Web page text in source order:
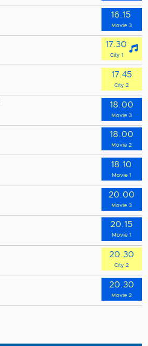
16.15
Movie 3
17.30
City 1
17.45
City 2
18.00
Movie 3
18.00
Movie 2
18.10
Movie 1
20.00
Movie 3
20.15
Movie 1
20.30
City 2
20.30
Movie 2